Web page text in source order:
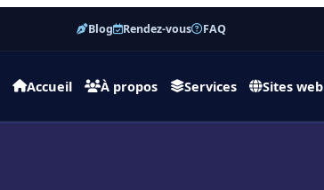
Blog Rendez-vous FAQ
Accueil À propos Services Sites web